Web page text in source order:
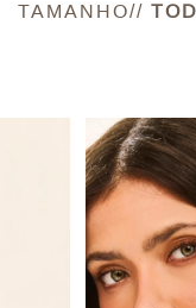
TAMANHO
M